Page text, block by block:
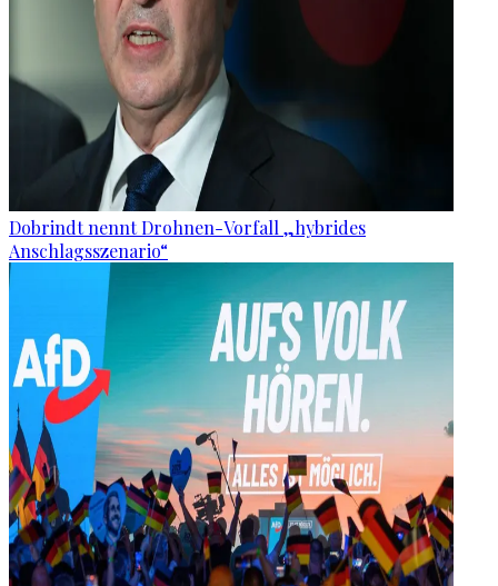
Dobrindt nennt Drohnen-Vorfall „hybrides
Anschlagsszenario“